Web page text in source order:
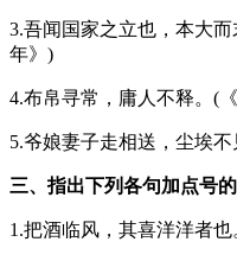
3.吾闻国家之立也，本大
年》)
4.布帛寻常，庸人不释。(
5.爷娘妻子走相送，尘埃
三、指出下列各句加点号
1.把酒临风，其喜洋洋者